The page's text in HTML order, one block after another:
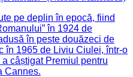
pe deplin în epocă, fiind
în 1924 de
în peste douăzeci de
în 1965 de Liviu Ciulei, într-o
câștigat Premiul pentru
Cannes.